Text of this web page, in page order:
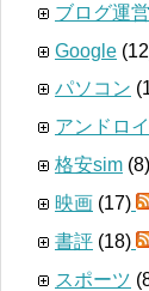
ブログ運営
Google
パソコン
アンドロ
格安sim (8)
映画 (17)
書評 (18)
スポーツ